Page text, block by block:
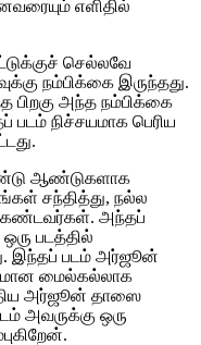
எளிதில்
செல்லவே
நம்பிக்கை இருந்தது.
பிறகு அந்த நம்பிக்கை
படம் நிச்சயமாக பெரிய
ஆண்டுகளாக
சந்தித்து, நல்ல
கண்டவர்கள். அந்தப்
படத்தில்
இந்தப் படம் அர்ஜூன்
மைல்கல்லாக
அர்ஜூன் தாஸை
அவருக்கு ஒரு